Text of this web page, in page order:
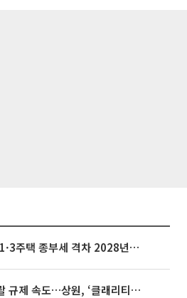
종부세 개편에도…1·3주택 종부세 격차 2028년부터 확대
미국, 가상자산 포괄 규제 속도…상원, ‘클래리티법’ 9월 절차투표 추진